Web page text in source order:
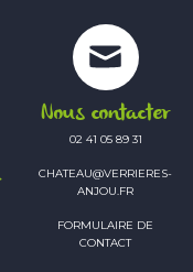
Nous contacter
02 41 05 89 31
CHATEAU@VERRIERES-
ANJOU.FR
FORMULAIRE DE
CONTACT